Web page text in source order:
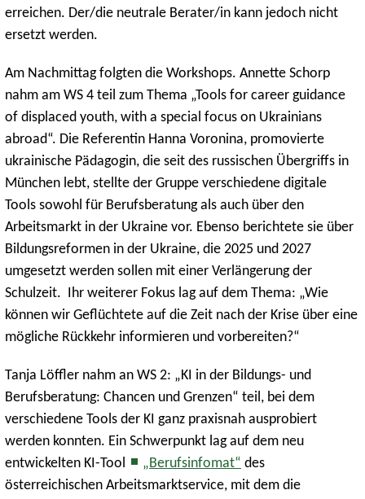
erreichen. Der/die neutrale Berater/in kann jedoch nicht
ersetzt werden.
Am Nachmittag folgten die Workshops. Annette Schorp
nahm am WS 4 teil zum Thema „Tools for career guidance
of displaced youth, with a special focus on Ukrainians
abroad“. Die Referentin Hanna Voronina, promovierte
ukrainische Pädagogin, die seit des russischen Übergriffs in
München lebt, stellte der Gruppe verschiedene digitale
Tools sowohl für Berufsberatung als auch über den
Arbeitsmarkt in der Ukraine vor. Ebenso berichtete sie über
Bildungsreformen in der Ukraine, die 2025 und 2027
umgesetzt werden sollen mit einer Verlängerung der
Schulzeit. Ihr weiterer Fokus lag auf dem Thema: „Wie
können wir Geflüchtete auf die Zeit nach der Krise über eine
mögliche Rückkehr informieren und vorbereiten?“
Tanja Löffler nahm an WS 2: „KI in der Bildungs- und
Berufsberatung: Chancen und Grenzen“ teil, bei dem
verschiedene Tools der KI ganz praxisnah ausprobiert
werden konnten. Ein Schwerpunkt lag auf dem neu
entwickelten KI-Tool
„Berufsinfomat“ des
österreichischen Arbeitsmarktservice, mit dem die